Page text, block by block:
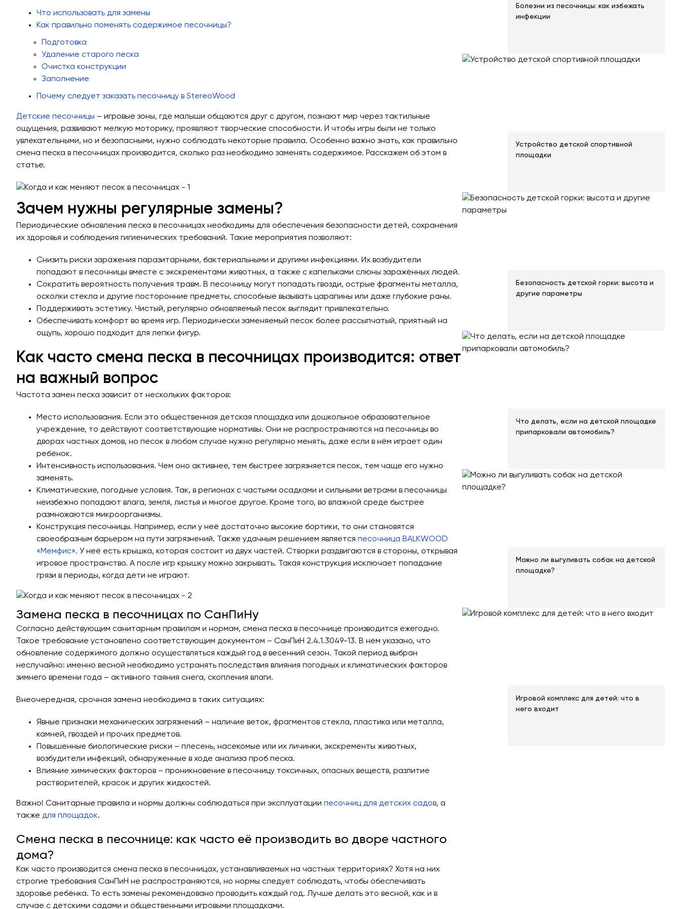
Встраиваемые уличные батуты
Показать все товары
Что использовать для замены
Как правильно поменять содержимое песочницы?
Подготовка
Удаление старого песка
Очистка конструкции
Заполнение
Почему следует заказать песочницу в StereoWood
Детские песочницы – игровые зоны, где малыши общаются друг с другом, познают мир через тактильные
ощущения, развивают мелкую моторику, проявляют творческие способности. И чтобы игры были не только
увлекательными, но и безопасными, нужно соблюдать некоторые правила. Особенно важно знать, как правильно
смена песка в песочницах производится, сколько раз необходимо заменять содержимое. Расскажем об этом в
статье.
Зачем нужны регулярные замены?
Периодические обновления песка в песочницах необходимы для обеспечения безопасности детей, сохранения
их здоровья и соблюдения гигиенических требований. Такие мероприятия позволяют:
Снизить риски заражения паразитарными, бактериальными и другими инфекциями. Их возбудители
попадают в песочницы вместе с экскрементами животных, а также с капельками слюны заражённых людей.
Сократить вероятность получения травм. В песочницу могут попадать гвозди, острые фрагменты металла,
осколки стекла и другие посторонние предметы, способные вызывать царапины или даже глубокие раны.
Поддерживать эстетику. Чистый, регулярно обновляемый песок выглядит привлекательно.
Обеспечивать комфорт во время игр. Периодически заменяемый песок более рассыпчатый, приятный на
ощупь, хорошо подходит для лепки фигур.
Как часто смена песка в песочницах производится: ответ
на важный вопрос
Частота замен песка зависит от нескольких факторов:
Место использования. Если это общественная детская площадка или дошкольное образовательное
учреждение, то действуют соответствующие нормативы. Они не распространяются на песочницы во
дворах частных домов, но песок в любом случае нужно регулярно менять, даже если в нём играет один
ребёнок.
Интенсивность использования. Чем оно активнее, тем быстрее загрязняется песок, тем чаще его нужно
заменять.
Климатические, погодные условия. Так, в регионах с частыми осадками и сильными ветрами в песочницы
неизбежно попадают влага, земля, листья и многое другое. Кроме того, во влажной среде быстрее
размножаются микроорганизмы.
Конструкция песочницы. Например, если у неё достаточно высокие бортики, то они становятся
своеобразным барьером на пути загрязнений. Также удачным решением является песочница BALKWOOD
«Мемфис». У неё есть крышка, которая состоит из двух частей. Створки раздвигаются в стороны, открывая
игровое пространство. А после игр крышку можно закрывать. Такая конструкция исключает попадание
грязи в периоды, когда дети не играют.
Замена песка в песочницах по СанПиНу
Согласно действующим санитарным правилам и нормам, смена песка в песочнице производится ежегодно.
Такое требование установлено соответствующим документом – СанПиН 2.4.1.3049-13. В нём указано, что
обновление содержимого должно осуществляться каждый год в весенний сезон. Такой период выбран
неслучайно: именно весной необходимо устранять последствия влияния погодных и климатических факторов
зимнего времени года – активного таяния снега, скопления влаги.
Внеочередная, срочная замена необходима в таких ситуациях:
Явные признаки механических загрязнений – наличие веток, фрагментов стекла, пластика или металла,
камней, гвоздей и прочих предметов.
Повышенные биологические риски – плесень, насекомые или их личинки, экскременты животных,
возбудители инфекций, обнаруженные в ходе анализа проб песка.
Влияние химических факторов – проникновение в песочницу токсичных, опасных веществ, разлитие
растворителей, красок и других жидкостей.
Важно! Санитарные правила и нормы должны соблюдаться при эксплуатации песочниц для детских садов, а
также для площадок.
Смена песка в песочнице: как часто её производить во дворе частного
дома?
Как часто производится смена песка в песочницах, устанавливаемых на частных территориях? Хотя на них
строгие требования СанПиН не распространяются, но нормы следует соблюдать, чтобы обеспечивать
здоровье ребёнка. То есть замены рекомендовано проводить каждый год. Лучше делать это весной, как и в
случае с детскими садами и общественными игровыми площадками.
Болезни из песочницы: как избежать
инфекции
Устройство детской спортивной
площадки
Безопасность детской горки: высота и
другие параметры
Что делать, если на детской площадке
припарковали автомобиль?
Можно ли выгуливать собак на детской
площадке?
Игровой комплекс для детей: что в
него входит